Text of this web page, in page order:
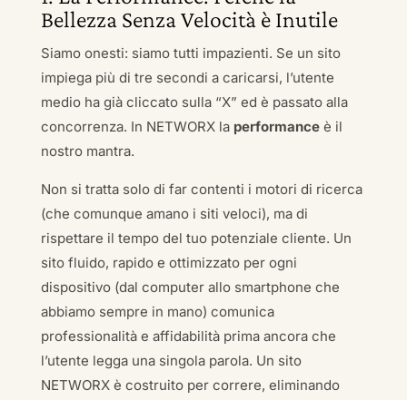
Bellezza Senza Velocità è Inutile
Siamo onesti: siamo tutti impazienti. Se un sito
impiega più di tre secondi a caricarsi, l’utente
medio ha già cliccato sulla “X” ed è passato alla
concorrenza. In NETWORX la performanceè il
nostro mantra.
Non si tratta solo di far contenti i motori di ricerca
(che comunque amano i siti veloci), ma di
rispettare il tempo del tuo potenziale cliente. Un
sito fluido, rapido e ottimizzato per ogni
dispositivo (dal computer allo smartphone che
abbiamo sempre in mano) comunica
professionalità e affidabilità prima ancora che
l’utente legga una singola parola. Un sito
NETWORX è costruito per correre, eliminando